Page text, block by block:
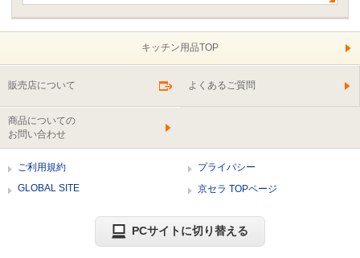
キッチン用品TOP
販売店について よくあるご質問
商品についての
お問い合わせ
ご利用規約
プライバシー
GLOBAL SITE
京セラ TOPページ
PCサイトに切り替える